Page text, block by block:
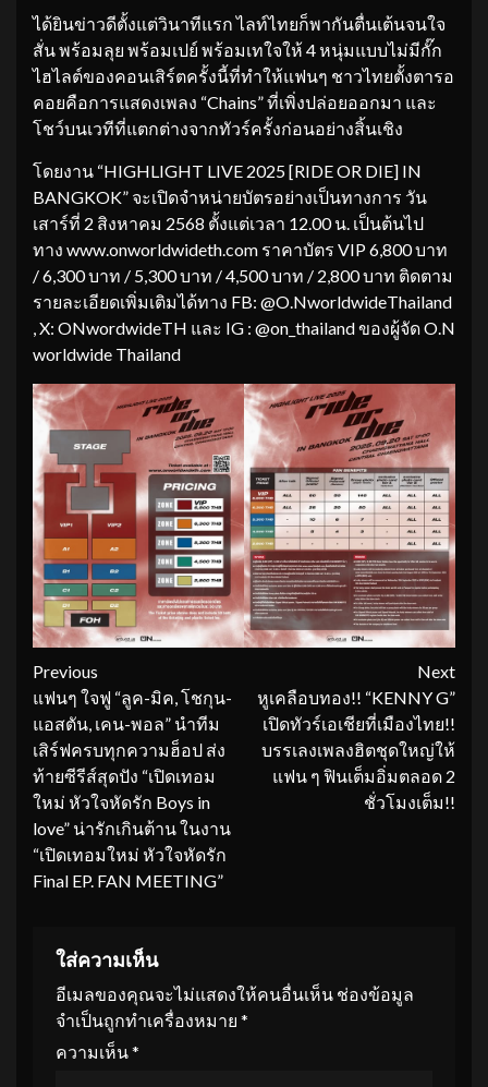
ได้ยินข่าวดีตั้งแต่วินาทีแรก ไลท์ไทยก็พากันตื่นเต้นจนใจ
สั่น พร้อมลุย พร้อมเปย์ พร้อมเทใจให้ 4 หนุ่มแบบไม่มีกั๊ก
ไฮไลต์ของคอนเสิร์ตครั้งนี้ที่ทำให้แฟนๆ ชาวไทยตั้งตารอ
คอยคือการแสดงเพลง “Chains” ที่เพิ่งปล่อยออกมา และ
โชว์บนเวทีที่แตกต่างจากทัวร์ครั้งก่อนอย่างสิ้นเชิง
โดยงาน “HIGHLIGHT LIVE 2025 [RIDE OR DIE] IN
BANGKOK” จะเปิดจำหน่ายบัตรอย่างเป็นทางการ วัน
เสาร์ที่ 2 สิงหาคม 2568 ตั้งแต่เวลา 12.00 น. เป็นต้นไป
ทาง www.onworldwideth.com ราคาบัตร VIP 6,800 บาท
/ 6,300 บาท / 5,300 บาท / 4,500 บาท / 2,800 บาท ติดตาม
รายละเอียดเพิ่มเติมได้ทาง FB: @O.NworldwideThailand
, X: ONwordwideTH และ IG : @on_thailand ของผู้จัด O.N
worldwide Thailand
Continue
Reading
Previous
แฟนๆ ใจฟู “ลูค-มิค, โชกุน-
แอสตัน, เคน-พอล” นำทีม
เสิร์ฟครบทุกความฮ็อป ส่ง
ท้ายซีรีส์สุดปัง “เปิดเทอม
ใหม่ หัวใจหัดรัก Boys in
love” น่ารักเกินต้าน ในงาน
“เปิดเทอมใหม่ หัวใจหัดรัก
Final EP. FAN MEETING”
Next
หูเคลือบทอง!! “KENNY G”
เปิดทัวร์เอเชียที่เมืองไทย!!
บรรเลงเพลงฮิตชุดใหญ่ให้
แฟน ๆ ฟินเต็มอิ่มตลอด 2
ชั่วโมงเต็ม!!
ใส่ความเห็น
อีเมลของคุณจะไม่แสดงให้คนอื่นเห็น ช่องข้อมูล
จำเป็นถูกทำเครื่องหมาย *
ความเห็น*